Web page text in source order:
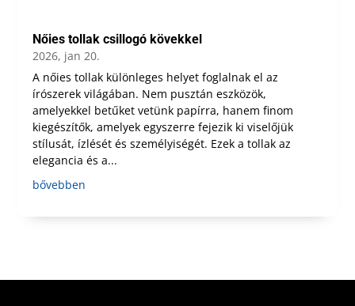
Nőies tollak csillogó kövekkel
2026, jan 20.
A nőies tollak különleges helyet foglalnak el az
írószerek világában. Nem pusztán eszközök,
amelyekkel betűket vetünk papírra, hanem finom
kiegészítők, amelyek egyszerre fejezik ki viselőjük
stílusát, ízlését és személyiségét. Ezek a tollak az
elegancia és a...
bővebben